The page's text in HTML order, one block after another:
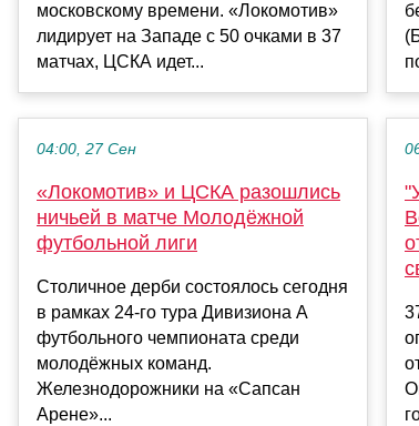
московскому времени. «Локомотив»
лидирует на Западе с 50 очками в 37
матчах, ЦСКА идет...
04:00, 27 Сен
«Локомотив» и ЦСКА разошлись
ничьей в матче Молодёжной
футбольной лиги
Столичное дерби состоялось сегодня
в рамках 24-го тура Дивизиона А
футбольного чемпионата среди
молодёжных команд.
Железнодорожники на «Сапсан
Арене»...